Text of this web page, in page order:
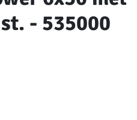
- 535000